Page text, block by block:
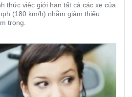
thức việc giới hạn tất cả các xe của
(180 km/h) nhằm giảm thiểu
trọng.